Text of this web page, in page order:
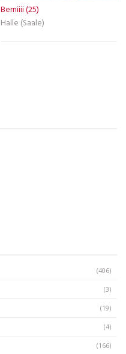
Berniiii (25)
Halle (Saale)
(406)
(3)
(19)
(4)
(166)